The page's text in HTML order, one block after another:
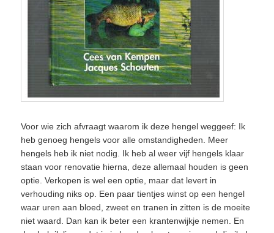
Voor wie zich afvraagt waarom ik deze hengel weggeef: Ik
heb genoeg hengels voor alle omstandigheden. Meer
hengels heb ik niet nodig. Ik heb al weer vijf hengels klaar
staan voor renovatie hierna, deze allemaal houden is geen
optie. Verkopen is wel een optie, maar dat levert in
verhouding niks op. Een paar tientjes winst op een hengel
waar uren aan bloed, zweet en tranen in zitten is de moeite
niet waard. Dan kan ik beter een krantenwijkje nemen. En